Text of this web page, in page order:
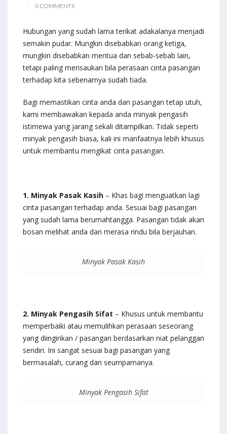
0 COMMENTS
Hubungan yang sudah lama terikat adakalanya menjadi
semakin pudar. Mungkin disebabkan orang ketiga,
mungkin disebabkan mentua dan sebab-sebab lain,
tetapi paling merisaukan bila perasaan cinta pasangan
terhadap kita sebenarnya sudah tiada.
Bagi memastikan cinta anda dan pasangan tetap utuh,
kami membawakan kepada anda minyak pengasih
istimewa yang jarang sekali ditampilkan. Tidak seperti
minyak pengasih biasa, kali ini manfaatnya lebih khusus
untuk membantu mengikat cinta pasangan.
1. Minyak Pasak Kasih – Khas bagi menguatkan lagi
cinta pasangan terhadap anda. Sesuai bagi pasangan
yang sudah lama berumahtangga. Pasangan tidak akan
bosan melihat anda dan merasa rindu bila berjauhan.
Minyak Pasak Kasih
2. Minyak Pengasih Sifat – Khusus untuk membantu
memperbaiki atau memulihkan perasaan seseorang
yang diinginkan / pasangan berdasarkan niat pelanggan
sendiri. Ini sangat sesuai bagi pasangan yang
bermasalah, curang dan seumpamanya.
Minyak Pengasih Sifat